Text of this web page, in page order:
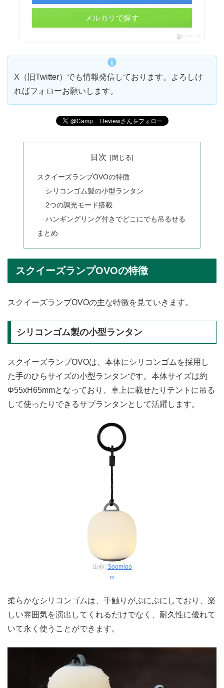
メルカリで探す
ポチップ
X（旧Twitter）でも情報発信しております。よろしけ
ればフォローお願いします。
目次
スクイーズランプOVOの特徴
シリコンゴム製の小型ランタン
2つの調光モード搭載
ハンギングリング付きでどこにでも吊るせる
まとめ
スクイーズランプOVOの特徴
スクイーズランプOVOの主な特徴を見ていきます。
シリコンゴム製の小型ランタン
スクイーズランプOVOは、本体にシリコンゴムを採用し
た手のひらサイズの小型ランタンです。本体サイズは約
Φ55xH65mmとなっており、卓上に載せたりテントに吊る
して使ったりできるサブランタンとして活躍します。
出典: Soomloo
m
柔らかなシリコンゴムは、手触りがぷにぷにしており、楽
しい雰囲気を演出してくれるだけでなく、耐久性に優れて
いて永く使うことができます。